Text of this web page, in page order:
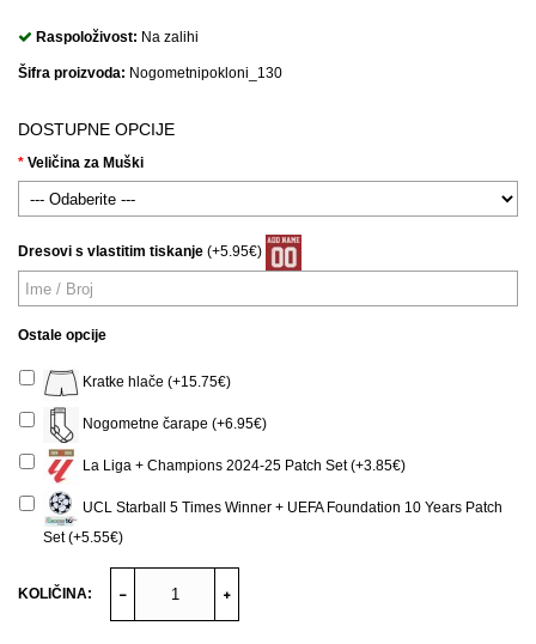
Raspoloživost: Na zalihi
Šifra proizvoda: Nogometnipokloni_130
DOSTUPNE OPCIJE
Veličina za Muški
Dresovi s vlastitim tiskanje (+5.95€)
Ostale opcije
Kratke hlače (+15.75€)
Nogometne čarape (+6.95€)
La Liga + Champions 2024-25 Patch Set (+3.85€)
UCL Starball 5 Times Winner + UEFA Foundation 10 Years Patch
Set (+5.55€)
KOLIČINA: